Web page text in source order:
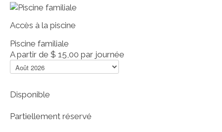
Accès à la piscine
Piscine familiale
A partir de $ 15,00 par journée
Disponible
Partiellement réservé